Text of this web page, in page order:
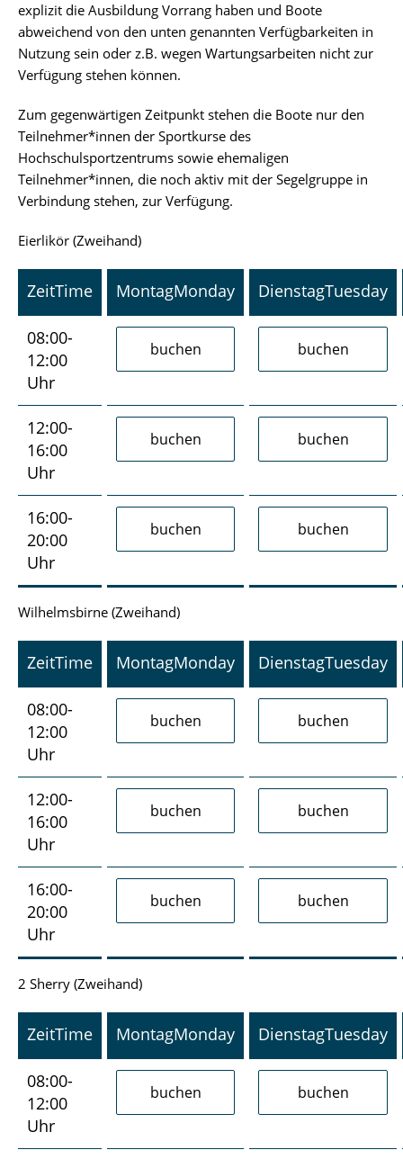
explizit die Ausbildung Vorrang haben und Boote
abweichend von den unten genannten Verfügbarkeiten in
Nutzung sein oder z.B. wegen Wartungsarbeiten nicht zur
Verfügung stehen können.
Zum gegenwärtigen Zeitpunkt stehen die Boote nur den
Teilnehmer*innen der Sportkurse des
Hochschulsportzentrums sowie ehemaligen
Teilnehmer*innen, die noch aktiv mit der Segelgruppe in
Verbindung stehen, zur Verfügung.
Eierlikör (Zweihand)
ZeitTime MontagMonday DienstagTuesday
08:00-
12:00
Uhr
12:00-
16:00
Uhr
16:00-
20:00
Uhr
Wilhelmsbirne (Zweihand)
ZeitTime MontagMonday DienstagTuesday
08:00-
12:00
Uhr
12:00-
16:00
Uhr
16:00-
20:00
Uhr
2 Sherry (Zweihand)
ZeitTime MontagMonday DienstagTuesday
08:00-
12:00
Uhr